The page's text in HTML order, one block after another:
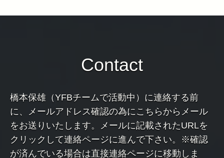
Contact
橋本保雄（YFBチームで活動中）に連絡する前
に、メールアドレス確認の為にこちらからメール
をお送りいたします。メールに記載されたURLを
クリックして連絡ページに進んで下さい。※確認
が済んでいる場合は直接連絡ページに移動しま